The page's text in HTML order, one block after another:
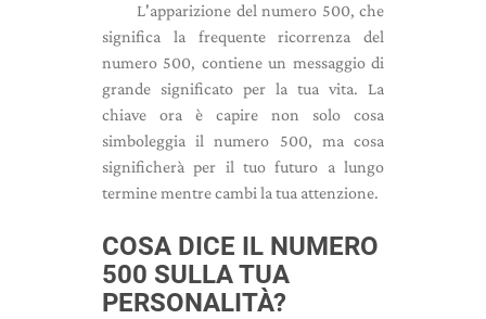
L'apparizione del numero 500, che
significa la frequente ricorrenza del
numero 500, contiene un messaggio di
grande significato per la tua vita. La
chiave ora è capire non solo cosa
simboleggia il numero 500, ma cosa
significherà per il tuo futuro a lungo
termine mentre cambi la tua attenzione.
COSA DICE IL NUMERO
500 SULLA TUA
PERSONALITÀ?